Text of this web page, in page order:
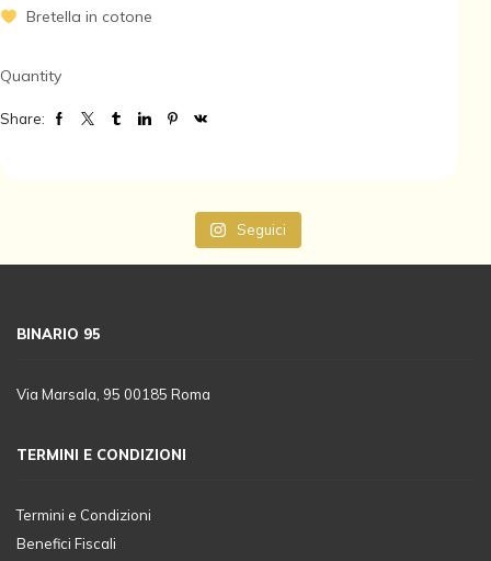
Bretella in cotone
Quantity
Share:
Seguici
BINARIO 95
Via Marsala, 95 00185 Roma
TERMINI E CONDIZIONI
Termini e Condizioni
Benefici Fiscali